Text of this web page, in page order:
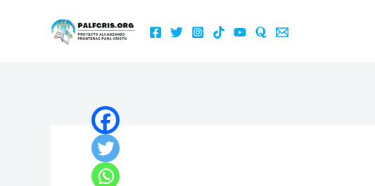
contenido